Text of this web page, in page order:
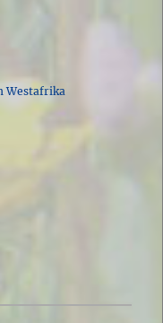
Westafrika